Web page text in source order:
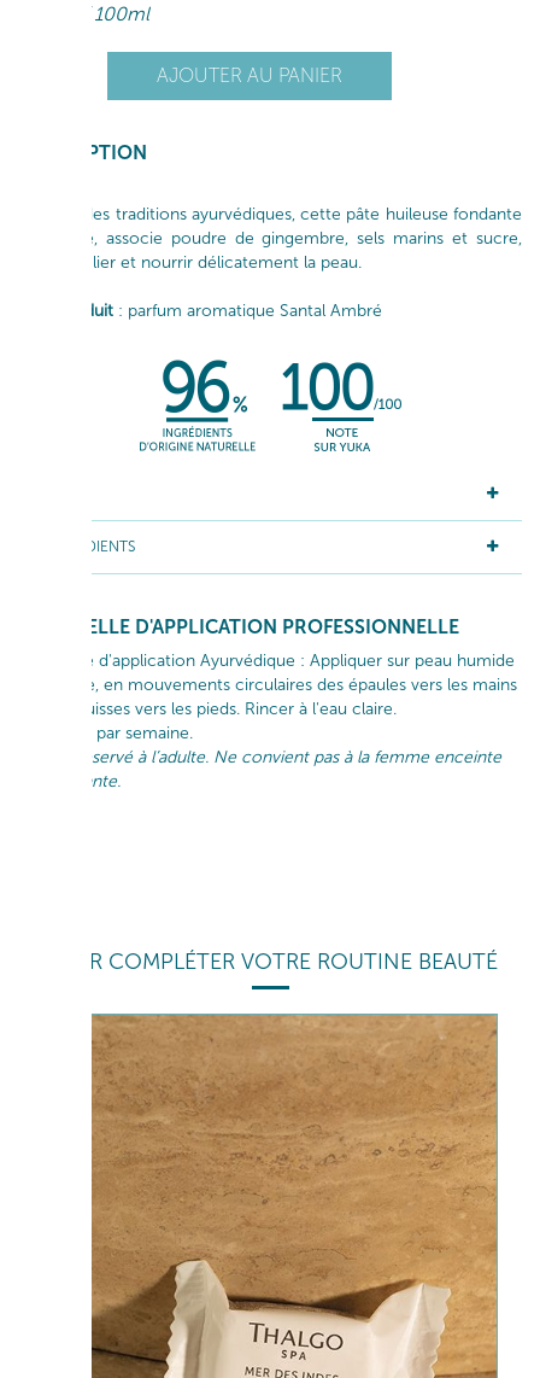
/ 100ml
AJOUTER AU PANIER
DESCRIPTION
Inspirée des traditions ayurvédiques, cette pâte huileuse fondante
et épicée, associe poudre de gingembre, sels marins et sucre,
pour exfolier et nourrir délicatement la peau.
Le + produit : parfum aromatique Santal Ambré
INGRÉDIENTS
GESTUELLE D'APPLICATION PROFESSIONNELLE
Méthode d'application Ayurvédique : Appliquer sur peau humide
ou sèche, en mouvements circulaires des épaules vers les mains
et des cuisses vers les pieds. Rincer à l'eau claire.
1 à 2 fois par semaine.
Usage réservé à l’adulte. Ne convient pas à la femme enceinte
ou allaitante.
POUR COMPLÉTER VOTRE ROUTINE BEAUTÉ